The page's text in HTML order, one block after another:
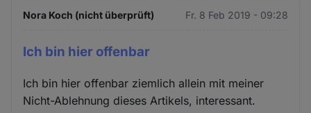
Nora Koch (nicht überprüft) Fr. 8 Feb 2019 - 09:28
Ich bin hier offenbar
Ich bin hier offenbar ziemlich allein mit meiner
Nicht-Ablehnung dieses Artikels, interessant.